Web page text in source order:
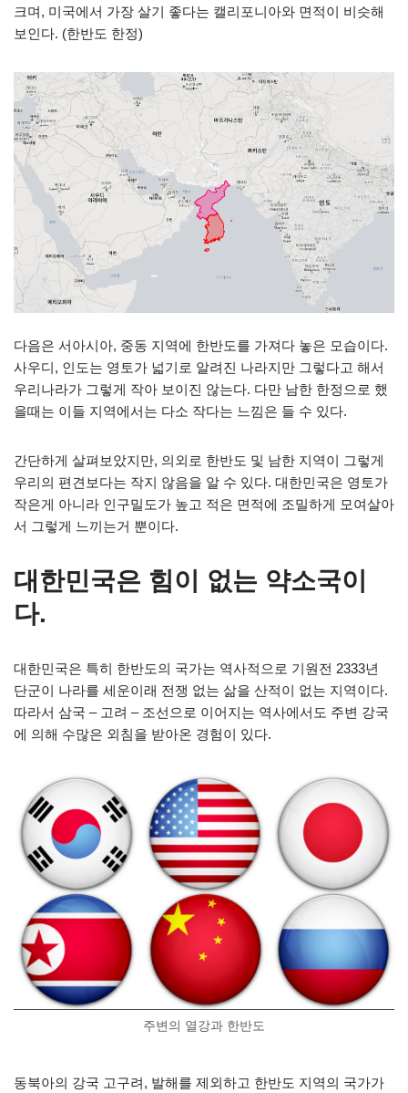
크며, 미국에서 가장 살기 좋다는 캘리포니아와 면적이 비슷해
보인다. (한반도 한정)
다음은 서아시아, 중동 지역에 한반도를 가져다 놓은 모습이다.
사우디, 인도는 영토가 넓기로 알려진 나라지만 그렇다고 해서
우리나라가 그렇게 작아 보이진 않는다. 다만 남한 한정으로 했
을때는 이들 지역에서는 다소 작다는 느낌은 들 수 있다.
간단하게 살펴보았지만, 의외로 한반도 및 남한 지역이 그렇게
우리의 편견보다는 작지 않음을 알 수 있다. 대한민국은 영토가
작은게 아니라 인구밀도가 높고 적은 면적에 조밀하게 모여살아
서 그렇게 느끼는거 뿐이다.
대한민국은 힘이 없는 약소국이
다.
대한민국은 특히 한반도의 국가는 역사적으로 기원전 2333년
단군이 나라를 세운이래 전쟁 없는 삶을 산적이 없는 지역이다.
따라서 삼국 – 고려 – 조선으로 이어지는 역사에서도 주변 강국
에 의해 수많은 외침을 받아온 경험이 있다.
주변의 열강과 한반도
동북아의 강국 고구려, 발해를 제외하고 한반도 지역의 국가가